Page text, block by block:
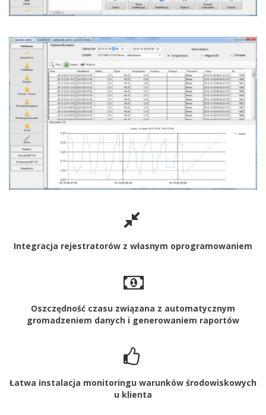
Integracja rejestratorów z własnym oprogramowaniem
Oszczędność czasu związana z automatycznym
gromadzeniem danych i generowaniem raportów
Łatwa instalacja monitoringu warunków środowiskowych
u klienta